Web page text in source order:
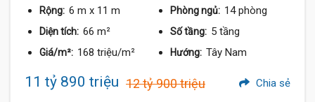
Rộng: 6 m x 11 m Phòng ngủ: 14 phòng
Diện tích: 66 m² Số tầng: 5 tầng
Giá/m²: 168 triệu/m² Hướng: Tây Nam
11 tỷ 890 triệu 12 tỷ 900 triệu Chia sẻ